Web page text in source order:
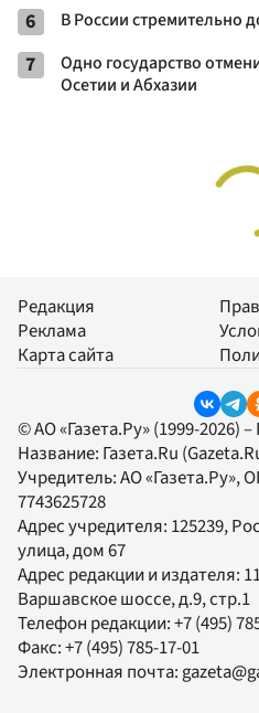
6 В России стремительно
7
Одно государство
Осетии и Абхазии
Редакция
Реклама
Карта сайта
© АО «Газета.Ру» (1999-2026)
Название: Газета.Ru
Учредитель:АО «Газета.Ру»,
7743625728
Адрес учредителя: 125239,
улица, дом 67
Адрес редакции и издателя:
Варшавское шоссе, д.9, стр.1
Телефон редакции:+7 (495)
Факс:+7 (495) 785-17-01
Электронная почта: